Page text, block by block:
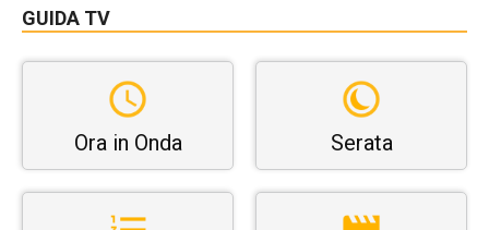
GUIDA TV
Ora in Onda Serata